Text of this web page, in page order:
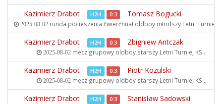
Kazimierz Drabot H2H 0:3 Tomasz Bogucki
2025-08-02runda pocieszenia ćwierćfinał oldboy młodszy Letni Turniej
Kazimierz Drabot H2H 0:3 Zbigniew Antczak
2025-08-02mecz grupowy oldboy starszy Letni Turniej KS...
Kazimierz Drabot H2H 0:3 Piotr Kozulski
2025-08-02mecz grupowy oldboy starszy Letni Turniej KS...
Kazimierz Drabot H2H 0:3 Stanisław Sadowski